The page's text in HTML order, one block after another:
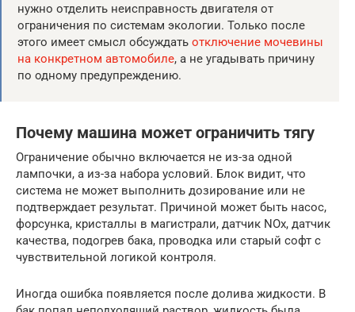
нужно отделить неисправность двигателя от
ограничения по системам экологии. Только после
этого имеет смысл обсуждать отключение мочевины
на конкретном автомобиле, а не угадывать причину
по одному предупреждению.
Почему машина может ограничить тягу
Ограничение обычно включается не из-за одной
лампочки, а из-за набора условий. Блок видит, что
система не может выполнить дозирование или не
подтверждает результат. Причиной может быть насос,
форсунка, кристаллы в магистрали, датчик NOx, датчик
качества, подогрев бака, проводка или старый софт с
чувствительной логикой контроля.
Иногда ошибка появляется после долива жидкости. В